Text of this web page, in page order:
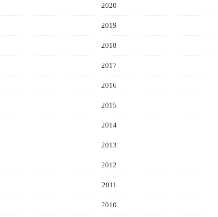
2020
2019
2018
2017
2016
2015
2014
2013
2012
2011
2010